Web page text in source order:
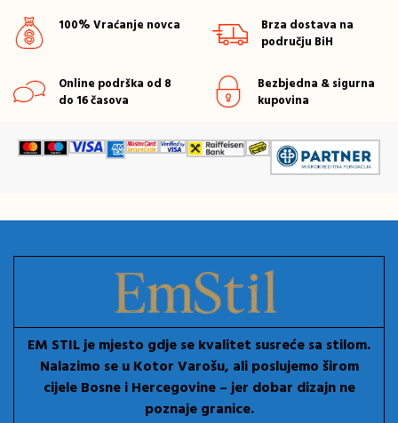
100% Vraćanje novca
Brza dostava na
području BiH
Online podrška od 8
do 16 časova
Bezbjedna & sigurna
kupovina
EM STIL je mjesto gdje se kvalitet susreće sa stilom.
Nalazimo se u Kotor Varošu, ali poslujemo širom
cijele Bosne i Hercegovine – jer dobar dizajn ne
poznaje granice.